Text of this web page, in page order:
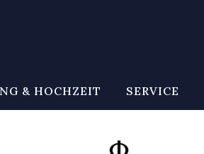
& HOCHZEIT SERVICE